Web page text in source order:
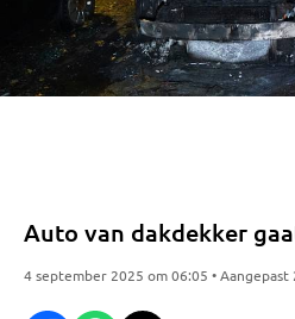
Auto van dakdekker
4 september 2025 om 06:05 •